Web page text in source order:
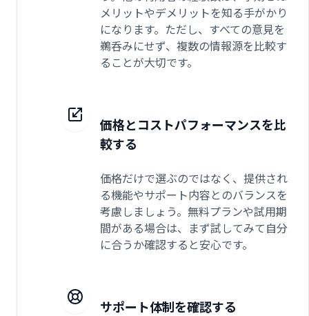
メリットやデメリットを知る手がかり
になります。ただし、すべての意見を
鵜呑みにせず、複数の情報源を比較す
ることが大切です。
価格とコストパフォーマンスを比
較する
価格だけで選ぶのではなく、提供され
る機能やサポート内容とのバランスを
考慮しましょう。無料プランや試用期
間がある場合は、まず試してみて自分
に合うか確認すると安心です。
サポート体制を確認する